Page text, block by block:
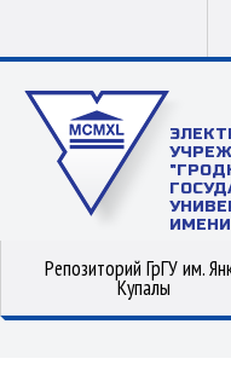
Репозиторий ГрГУ им.
Купалы